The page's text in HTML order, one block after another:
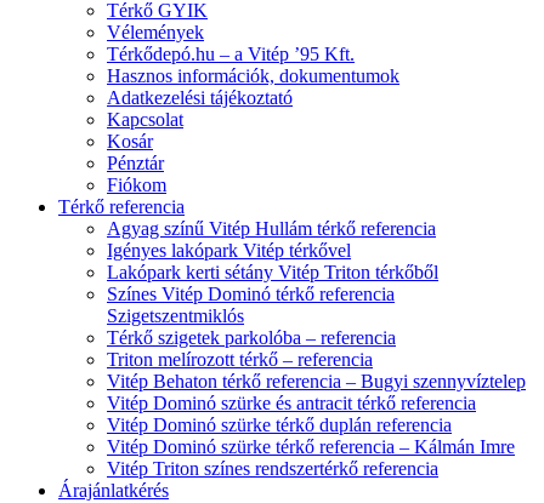
Térkő GYIK
Vélemények
Térkődepó.hu – a Vitép ’95 Kft.
Hasznos információk, dokumentumok
Adatkezelési tájékoztató
Kapcsolat
Kosár
Pénztár
Fiókom
Térkő referencia
Agyag színű Vitép Hullám térkő referencia
Igényes lakópark Vitép térkővel
Lakópark kerti sétány Vitép Triton térkőből
Színes Vitép Dominó térkő referencia
Szigetszentmiklós
Térkő szigetek parkolóba – referencia
Triton melírozott térkő – referencia
Vitép Behaton térkő referencia – Bugyi szennyvíztelep
Vitép Dominó szürke és antracit térkő referencia
Vitép Dominó szürke térkő duplán referencia
Vitép Dominó szürke térkő referencia – Kálmán Imre
Vitép Triton színes rendszertérkő referencia
Árajánlatkérés